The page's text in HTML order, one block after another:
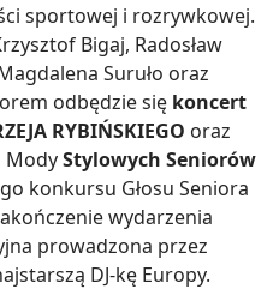
sportowej i rozrywkowej.
Bigaj, Radosław
Suruło oraz
odbędzie się koncert
RYBIŃSKIEGO oraz
ModyStylowych Seniorów
konkursu Głosu Seniora
wydarzenia
prowadzona przez
DJ-kę Europy.